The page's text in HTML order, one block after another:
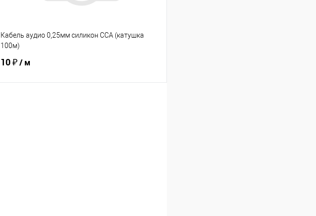
Кабель аудио 0,25мм силикон ССА (катушка
100м)
10 ₽/ м